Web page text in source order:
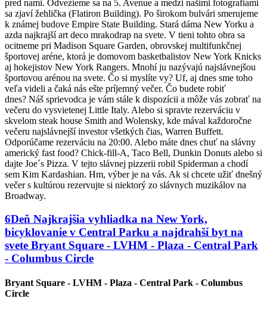
pred nami. Odvezieme sa na 5. Avenue a medzi našimi fotografiami
sa zjaví žehlička (Flatiron Building). Po širokom bulvári smerujeme
k známej budove Empire State Building. Stará dáma New Yorku a
azda najkrajší art deco mrakodrap na svete. V tieni tohto obra sa
ocitneme pri Madison Square Garden, obrovskej multifunkčnej
športovej aréne, ktorá je domovom basketbalistov New York Knicks
aj hokejistov New York Rangers. Mnohí ju nazývajú najslávnejšou
športovou arénou na svete. Čo si myslíte vy? Uf, aj dnes sme toho
veľa videli a čaká nás ešte príjemný večer. Čo budete robiť
dnes? Náš sprievodca je vám stále k dispozícii a môže vás zobrať na
večeru do vysvietenej Little Italy. Alebo si spravte rezerváciu v
skvelom steak house Smith and Wolensky, kde mával každoročne
večeru najslávnejší investor všetkých čias, Warren Buffett.
Odporúčame rezerváciu na 20:00. Alebo máte dnes chuť na slávny
americký fast food? Chick-fill-A, Taco Bell, Dunkin Donuts alebo si
dajte Joe´s Pizza. V tejto slávnej pizzerii robil Spiderman a chodí
sem Kim Kardashian. Hm, výber je na vás. Ak si chcete užiť dnešný
večer s kultúrou rezervujte si niektorý zo slávnych muzikálov na
Broadway.
6Deň Najkrajšia vyhliadka na New York,
bicyklovanie v Central Parku a najdrahší byt na
svete Bryant Square - LVHM - Plaza - Central Park
- Columbus Circle
Bryant Square - LVHM - Plaza - Central Park - Columbus
Circle